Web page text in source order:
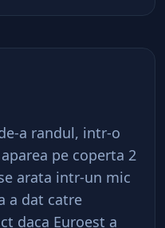
a randul, intr-o
pe coperta 2
arata intr-un mic
a dat catre
daca Euroest a